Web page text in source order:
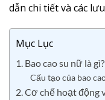
dẫn chi tiết và các
Mục Lục
1. Bao cao su nữ là
Cấu tạo của bao
2. Cơ chế hoạt động